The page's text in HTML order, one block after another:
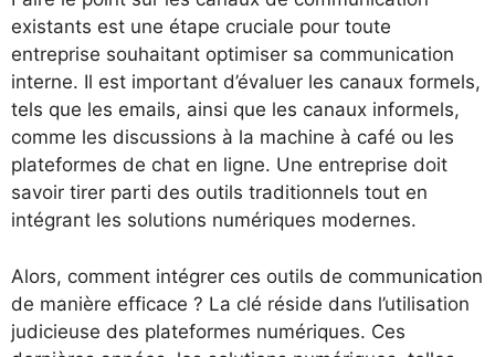
existants est une étape cruciale pour toute
entreprise souhaitant optimiser sa communication
interne. Il est important d’évaluer les canaux formels,
tels que les emails, ainsi que les canaux informels,
comme les discussions à la machine à café ou les
plateformes de chat en ligne. Une entreprise doit
savoir tirer parti des outils traditionnels tout en
intégrant les solutions numériques modernes.
Alors, comment intégrer ces outils de communication
de manière efficace ? La clé réside dans l’utilisation
judicieuse des plateformes numériques. Ces